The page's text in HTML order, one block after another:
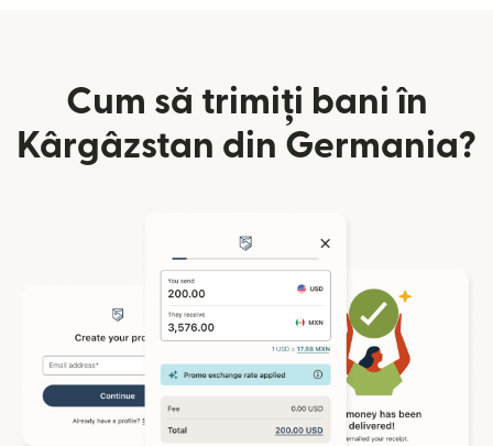
Cum să trimiți bani în
Kârgâzstan din Germania?